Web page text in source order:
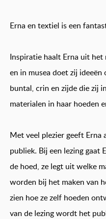
Erna en textiel is een
Inspiratie haalt Erna uit
en in musea doet zij
buntal, crin en zijde die zij
materialen in haar hoeden
Met veel plezier geeft Erna
publiek. Bij een lezing gaat
de hoed, ze legt uit welke
worden bij het maken van
zien hoe ze zelf hoeden
van de lezing wordt het